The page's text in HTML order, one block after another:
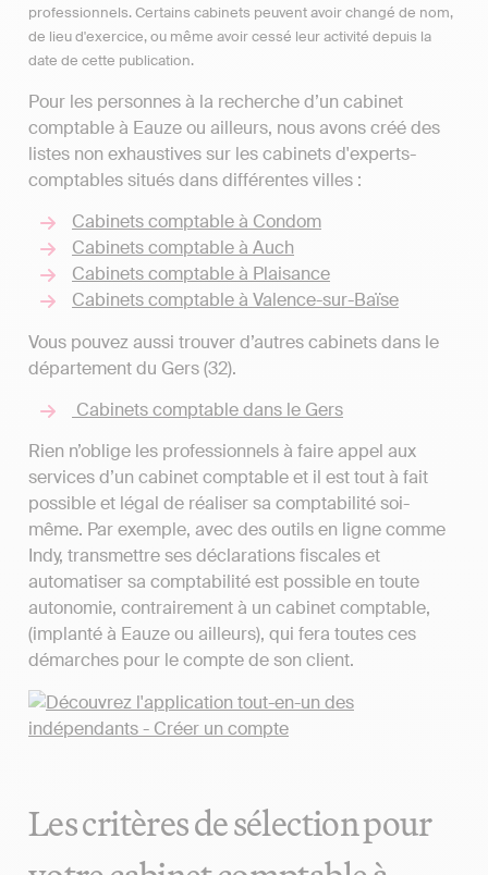
professionnels. Certains cabinets peuvent avoir changé de nom,
de lieu d'exercice, ou même avoir cessé leur activité depuis la
date de cette publication.
Pour les personnes à la recherche d’un cabinet
comptable à Eauze ou ailleurs, nous avons créé des
listes non exhaustives sur les cabinets d'experts-
comptables situés dans différentes villes :
Cabinets comptable à Condom
Cabinets comptable à Auch
Cabinets comptable à Plaisance
Cabinets comptable à Valence-sur-Baïse
Vous pouvez aussi trouver d’autres cabinets dans le
département du Gers (32).
Cabinets comptable dans le Gers
Rien n’oblige les professionnels à faire appel aux
services d’un cabinet comptable et il est tout à fait
possible et légal de réaliser sa comptabilité soi-
même. Par exemple, avec des outils en ligne comme
Indy, transmettre ses déclarations fiscales et
automatiser sa comptabilité est possible en toute
autonomie, contrairement à un cabinet comptable,
(implanté à Eauze ou ailleurs), qui fera toutes ces
démarches pour le compte de son client.
Les critères de sélection pour